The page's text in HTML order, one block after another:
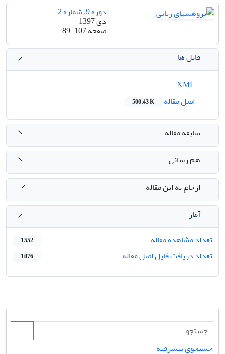
دوره 9، شماره 2
دی 1397
صفحه89-107
فایل ها
اصل مقاله
500.43 K
سابقه مقاله
هم رسانی
ارجاع به این مقاله
آمار
تعداد مشاهده مقاله
1,552
تعداد دریافت فایل اصل مقاله 1,076
جستجوی پیشرفته